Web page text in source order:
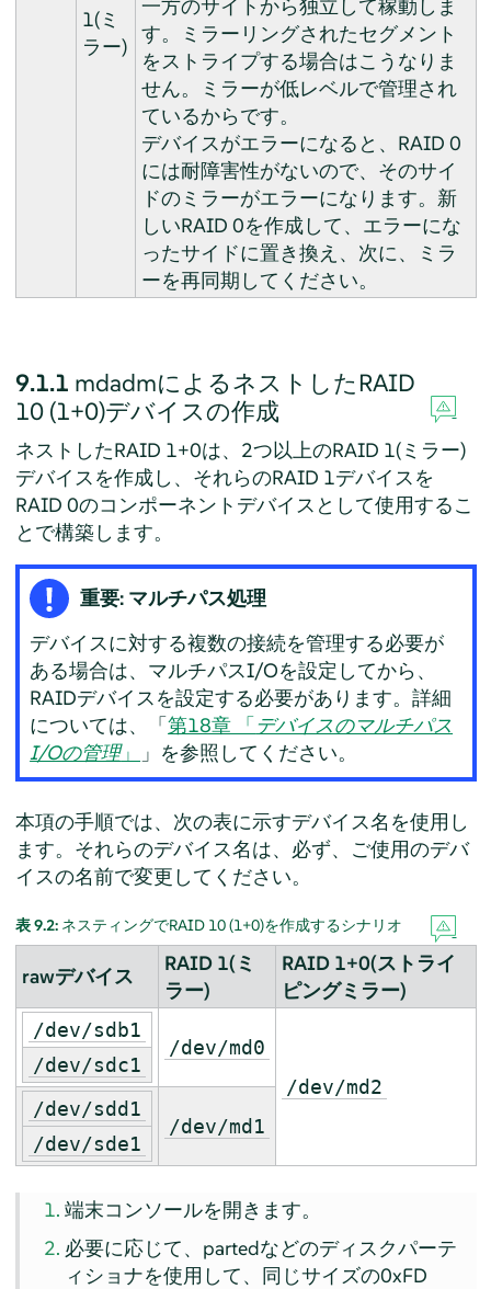
1(ミ
ラー)
一方のサイトから独立して稼動しま
す。ミラーリングされたセグメント
をストライプする場合はこうなりま
せん。ミラーが低レベルで管理され
ているからです。
デバイスがエラーになると、RAID 0
には耐障害性がないので、そのサイ
ドのミラーがエラーになります。新
しいRAID 0を作成して、エラーにな
ったサイドに置き換え、次に、ミラ
ーを再同期してください。
9.1.1 mdadmによるネストしたRAID
10 (1+0)デバイスの作成
ネストしたRAID 1+0は、2つ以上のRAID 1(ミラー)
デバイスを作成し、それらのRAID 1デバイスを
RAID 0のコンポーネントデバイスとして使用するこ
とで構築します。
重要: マルチパス処理
デバイスに対する複数の接続を管理する必要が
ある場合は、マルチパスI/Oを設定してから、
RAIDデバイスを設定する必要があります。詳細
については、「第18章 「デバイスのマルチパス
I/Oの管理」 」を参照してください。
本項の手順では、次の表に示すデバイス名を使用し
ます。それらのデバイス名は、必ず、ご使用のデバ
イスの名前で変更してください。
表 9.2: ネスティングでRAID 10 (1+0)を作成するシナリオ
rawデバイス
RAID 1(ミ
ラー)
RAID 1+0(ストライ
ピングミラー)
/dev/sdb1
/dev/sdc1
/dev/md0
/dev/md2
/dev/sdd1
/dev/sde1
/dev/md1
端末コンソールを開きます。
必要に応じて、partedなどのディスクパーテ
ィショナを使用して、同じサイズの0xFD